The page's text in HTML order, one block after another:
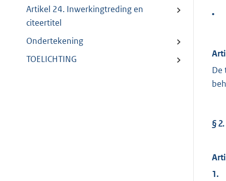
Artikel 24. Inwerkingtreding en
citeertitel
Ondertekening
TOELICHTING
•
De
§ 2.
1.